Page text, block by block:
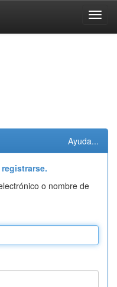
Ayuda...
o nombre de